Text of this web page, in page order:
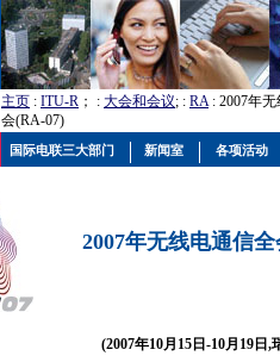
主页 : ITU-R ； : 大会和会议; : RA: 2007年
会(RA-07)
2007年无线电通信
(2007年10月15日-10月19日,
国际电联三大部门 新闻室 各项活动